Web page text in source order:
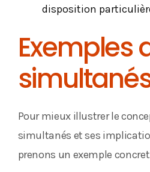
disposition
Exemples
Pour mieux illustrer le
simultanés et ses
prenons un exemple